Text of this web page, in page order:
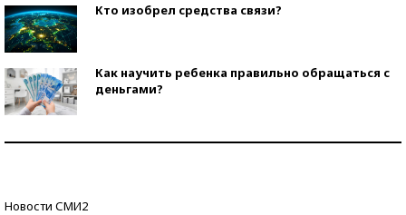
Кто изобрел средства связи?
Как научить ребенка правильно обращаться с
деньгами?
Новости СМИ2